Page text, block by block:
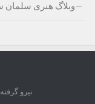
وبلاگ هنری سلمان
نیرو گرفته